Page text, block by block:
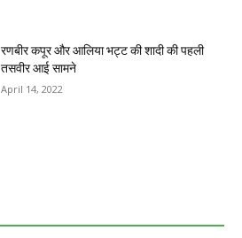
रणबीर कपूर और आलिया भट्ट की शादी की पहली
तसवीर आई सामने
April 14, 2022